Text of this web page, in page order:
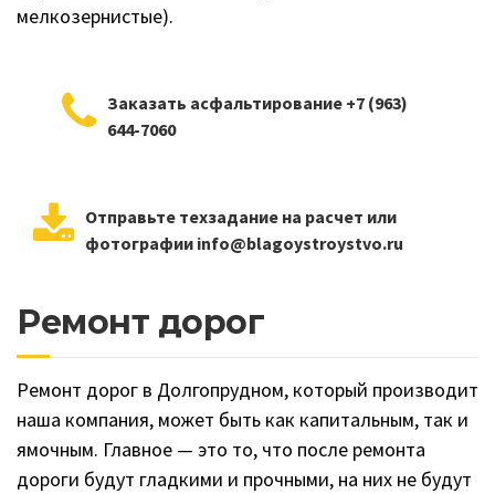
мелкозернистые).
Заказать асфальтирование +7 (963)
644-7060
Отправьте техзадание на расчет или
фотографии info@blagoystroystvo.ru
Ремонт дорог
Ремонт дорог в Долгопрудном, который производит
наша компания, может быть как капитальным, так и
ямочным. Главное — это то, что после ремонта
дороги будут гладкими и прочными, на них не будут